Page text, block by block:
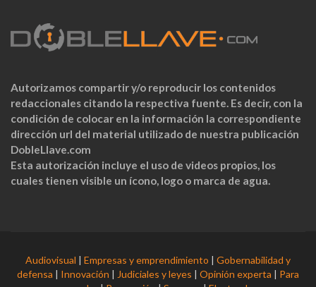
Autorizamos compartir y/o reproducir los contenidos
redaccionales citando la respectiva fuente. Es decir, con la
condición de colocar en la información la correspondiente
dirección url del material utilizado de nuestra publicación
DobleLlave.com
Esta autorización incluye el uso de videos propios, los
cuales tienen visible un ícono, logo o marca de agua.
Audiovisual | Empresas y emprendimiento | Gobernabilidad y
defensa | Innovación | Judiciales y leyes | Opinión experta | Para